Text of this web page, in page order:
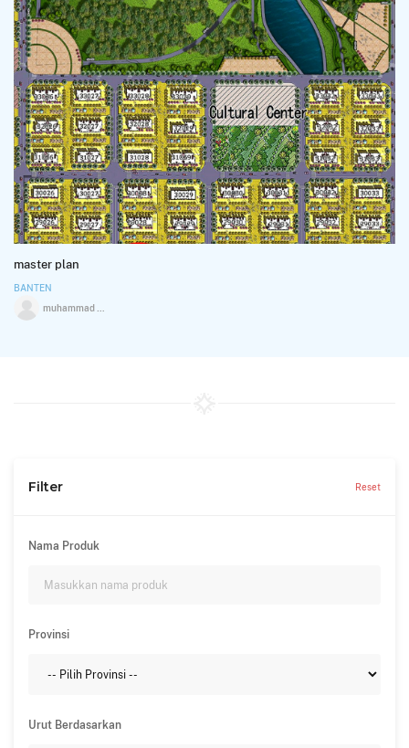
master plan
BANTEN
Filter Reset
Nama Produk
Provinsi
Urut Berdasarkan